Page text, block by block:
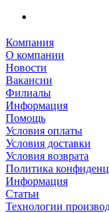
Компания
О компании
Новости
Вакансии
Филиалы
Информация
Помощь
Условия оплаты
Условия доставки
Условия возврата
Политика
Информация
Статьи
Технологии